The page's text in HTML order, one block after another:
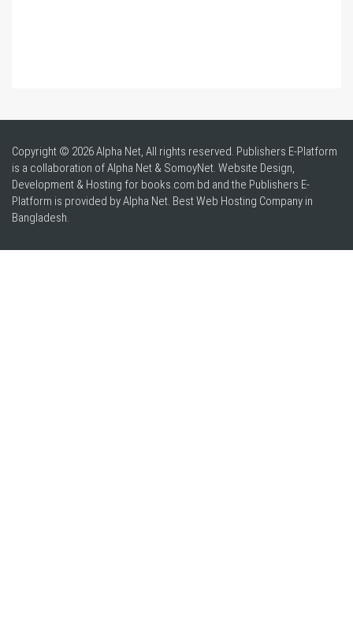
Copyright © 2026 Alpha Net, All rights reserved. Publishers E-Platform
is a collaboration of Alpha Net & SomoyNet. Website Design,
Development & Hosting for books.com.bd and the Publishers E-
Platform is provided by Alpha Net. BestWeb Hosting Company in
Bangladesh.